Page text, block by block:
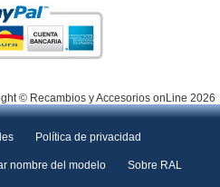
© Recambios y Accesorios onLine 2026
Política de privacidad
nombre del modelo Sobre RAL